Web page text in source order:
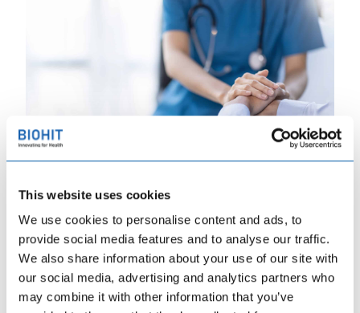
This website uses cookies
We use cookies to personalise content and ads, to
provide social media features and to analyse our traffic.
We also share information about your use of our site with
our social media, advertising and analytics partners who
may combine it with other information that you’ve
Kuluttajat
Lue lisää